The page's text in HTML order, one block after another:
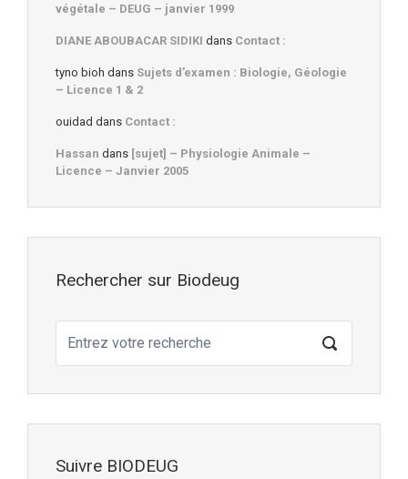
végétale – DEUG – janvier 1999
DIANE ABOUBACAR SIDIKI dans Contact :
tyno bioh dans Sujets d’examen : Biologie, Géologie
– Licence 1 & 2
ouidad dans Contact :
Hassan dans [sujet] – Physiologie Animale –
Licence – Janvier 2005
Rechercher sur Biodeug
Suivre BIODEUG